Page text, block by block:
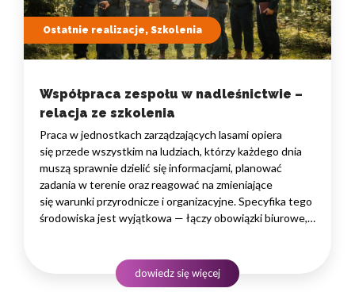
Ostatnie realizacje, Szkolenia
Współpraca zespołu w nadleśnictwie –
relacja ze szkolenia
Praca w jednostkach zarządzających lasami opiera
się przede wszystkim na ludziach, którzy każdego dnia
muszą sprawnie dzielić się informacjami, planować
zadania w terenie oraz reagować na zmieniające
się warunki przyrodnicze i organizacyjne. Specyfika tego
środowiska jest wyjątkowa — łączy obowiązki biurowe,
podejmowania decyzji. W takim środowisku
to nie pojedyncze kompetencje, lecz dobrze…
dowiedz się więcej